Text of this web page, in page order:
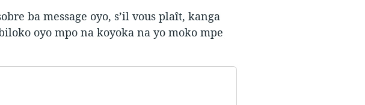
ba message oyo, s’il vous plaît, kanga
oyo mpo na koyoka na yo moko mpe